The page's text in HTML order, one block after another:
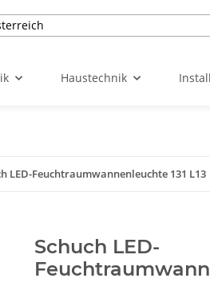
Haustechnik
LED-Feuchtraumwannenleuchte 131 L13
Schuch LED-